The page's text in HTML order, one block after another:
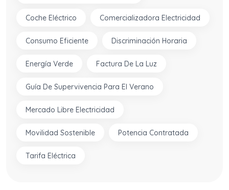
Coche Eléctrico Comercializadora Electricidad
Consumo Eficiente Discriminación Horaria
Energía Verde Factura De La Luz
Guía De Supervivencia Para El Verano
Mercado Libre Electricidad
Movilidad Sostenible Potencia Contratada
Tarifa Eléctrica